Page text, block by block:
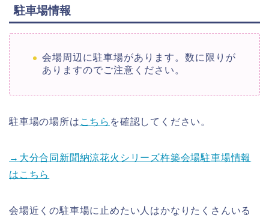
駐車場情報
会場周辺に駐車場があります。数に限りが
ありますのでご注意ください。
駐車場の場所は こちら を確認してください。
→大分合同新聞納涼花火シリーズ杵築会場駐車場情報
はこちら
会場近くの駐車場に止めたい人はかなりたくさんいる